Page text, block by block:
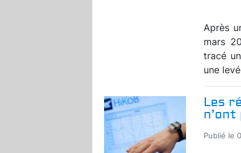
Après
mars
tracé
une
Les
Publié le